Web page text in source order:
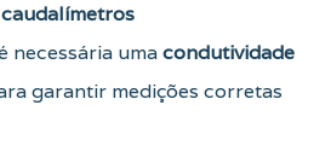
caudalímetros
necessária umacondutividade
garantir medições corretas